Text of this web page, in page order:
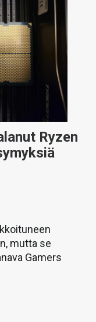
Ryzen
mutta se
Gamers